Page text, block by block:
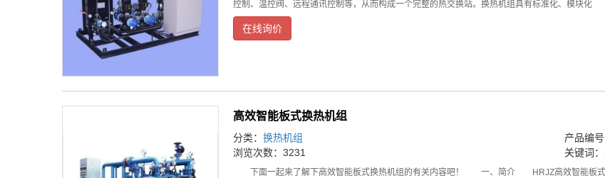
控制、温控阀、远程通讯控制等，从而构成一个完整的热交换站。换热机组具有标准化、模块化
在线询价
高效智能板式换热机组
分类： 换热机组
产品编
浏览次数：3231
关键词：
下面一起来了解下高效智能板式换热机组的有关内容吧！ 一、简介 HRJZ高效智能板式换